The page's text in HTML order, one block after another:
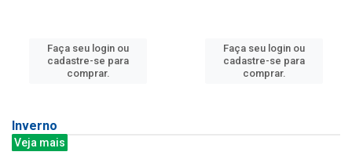
Faça seu login ou
cadastre-se para
comprar.
Faça seu login ou
cadastre-se para
comprar.
Inverno
Veja mais